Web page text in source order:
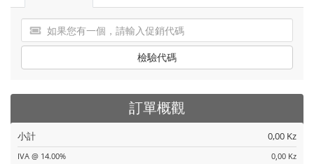
檢驗代碼
訂單概觀
小計 0,00 Kz
IVA @ 14.00%
0,00 Kz